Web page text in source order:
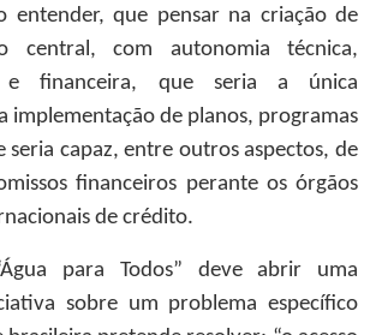
entender, que pensar na criação de
central, com autonomia técnica,
e financeira, que seria a única
implementação de planos, programas
seria capaz, entre outros aspectos, de
financeiros perante os órgãos
de crédito.
para Todos” deve abrir uma
sobre um problema específico